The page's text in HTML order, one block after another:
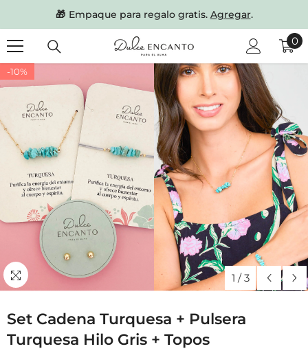
SKIP TO CONTENT
🎁 Empaque para regalo gratis. Agregar.
00
-10%
1 / 3
Set Cadena Turquesa + Pulsera
Turquesa Hilo Gris + Topos